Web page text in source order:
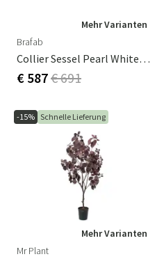
Mehr Varianten
Brafab
Collier Sessel Pearl White / Teddy Beige
€ 587€ 691
-15% Schnelle Lieferung
Mehr Varianten
Mr Plant